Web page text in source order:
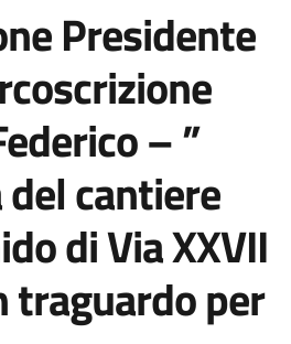
Presidente
– ”
cantiere
di Via XXVII
traguardo per